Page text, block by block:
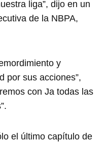
liga”, dijo en un
de la NBPA,
y
por sus acciones”,
con Ja todas las
el último capítulo de